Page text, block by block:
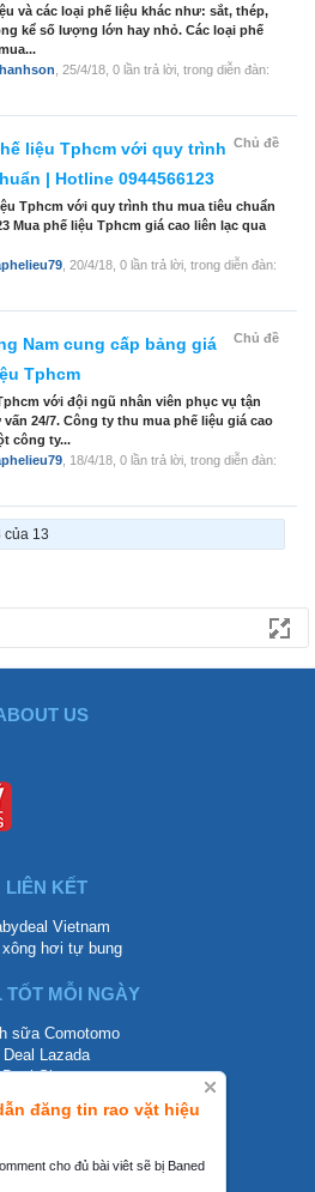
đăng tin rao vặt hiệu
cho đủ bài viêt sẽ bị Baned
và các loại phế liệu khác như: sắt, thép,
kể số lượng lớn hay nhỏ. Các loại phế
25/4/18 , 0 lần trả lời, trong diễn đàn:
Chủ đề
liệu Tphcm với quy trình
| Hotline 0944566123
Tphcm với quy trình thu mua tiêu chuẩn
Mua phế liệu Tphcm giá cao liên lạc qua
20/4/18 , 0 lần trả lời, trong diễn đàn:
Chủ đề
Nam cung cấp bảng giá
Tphcm
với đội ngũ nhân viên phục vụ tận
24/7. Công ty thu mua phế liệu giá cao
công ty...
18/4/18 , 0 lần trả lời, trong diễn đàn:
của 13
US
LIÊN KẾT
Vietnam
xông hơi tự bung
TỐT MỖI NGÀY
sữa Comotomo
Deal Lazada
Deal Shopee
LIÊN HỆ
0858002468